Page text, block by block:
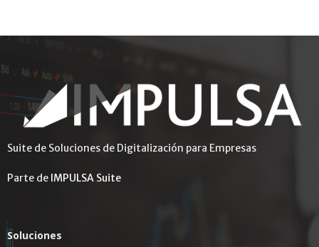
Suite de Soluciones de Digitalización para Empresas
Parte de IMPULSA Suite
Soluciones